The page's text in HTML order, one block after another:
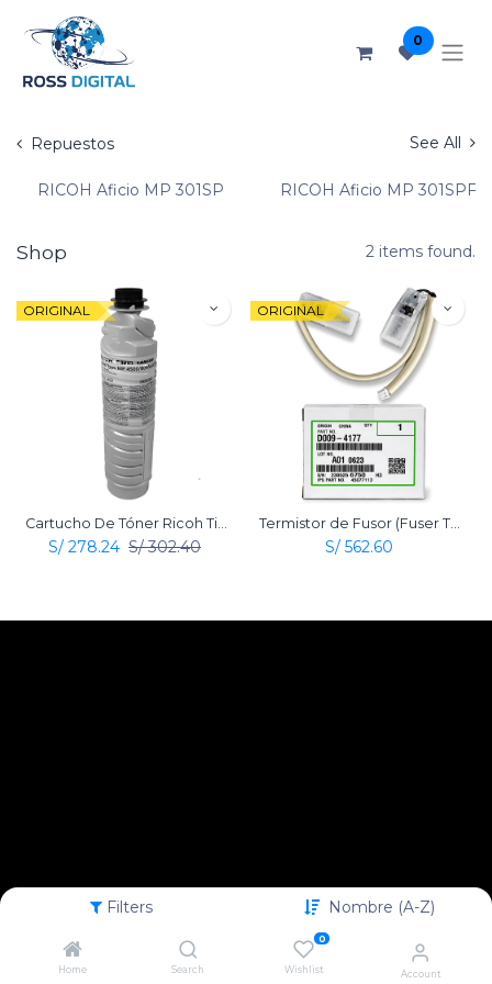
Filters Nombre (A-Z)
Home Search
0
Wishlist Account
0
Repuestos See All
RICOH Aficio MP 301SP RICOH Aficio MP 301SPF
Shop 2 items found.
ORIGINAL
S/ 278.24 S/302.40
ORIGINAL
S/ 562.60